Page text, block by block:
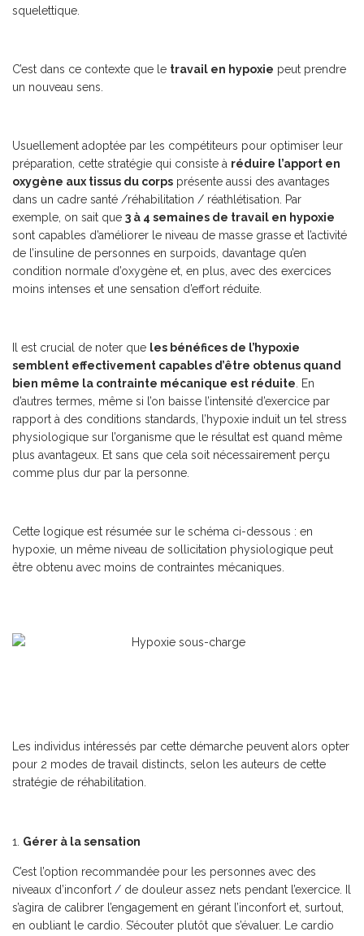
squelettique.
C’est dans ce contexte que le travail en hypoxie peut prendre
un nouveau sens.
Usuellement adoptée par les compétiteurs pour optimiser leur
préparation, cette stratégie qui consiste à réduire l’apport en
oxygène aux tissus du corps présente aussi des avantages
dans un cadre santé /réhabilitation / réathlétisation. Par
exemple, on sait que 3 à 4 semaines de travail en hypoxie
sont capables d’améliorer le niveau de masse grasse et l’activité
de l’insuline de personnes en surpoids, davantage qu’en
condition normale d’oxygène et, en plus, avec des exercices
moins intenses et une sensation d’effort réduite.
Il est crucial de noter que les bénéfices de l’hypoxie
semblent effectivement capables d’être obtenus quand
bien même la contrainte mécanique est réduite . En
d’autres termes, même si l’on baisse l’intensité d’exercice par
rapport à des conditions standards, l’hypoxie induit un tel stress
physiologique sur l’organisme que le résultat est quand même
plus avantageux. Et sans que cela soit nécessairement perçu
comme plus dur par la personne.
Cette logique est résumée sur le schéma ci-dessous : en
hypoxie, un même niveau de sollicitation physiologique peut
être obtenu avec moins de contraintes mécaniques.
Les individus intéressés par cette démarche peuvent alors opter
pour 2 modes de travail distincts, selon les auteurs de cette
stratégie de réhabilitation.
Gérer à la sensation
C’est l’option recommandée pour les personnes avec des
niveaux d’inconfort / de douleur assez nets pendant l’exercice. Il
s’agira de calibrer l’engagement en gérant l’inconfort et, surtout,
en oubliant le cardio. S’écouter plutôt que s’évaluer. Le cardio